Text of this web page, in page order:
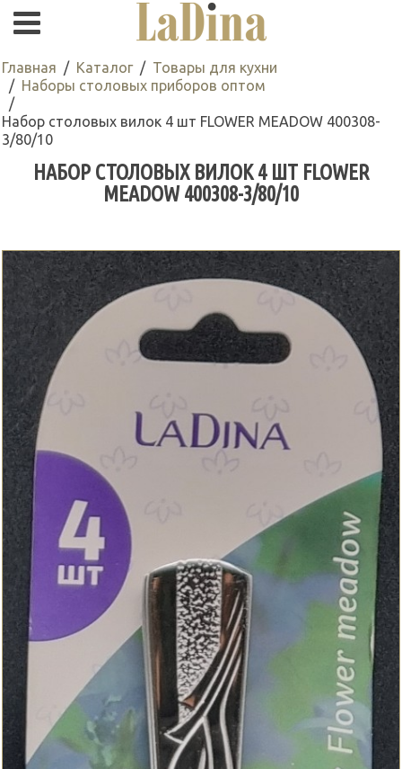
Главная Каталог
Товары для кухни
Наборы столовых приборов оптом
Набор столовых вилок 4 шт FLOWER MEADOW 400308-
3/80/10
НАБОР СТОЛОВЫХ ВИЛОК 4 ШТ FLOWER
MEADOW 400308-3/80/10